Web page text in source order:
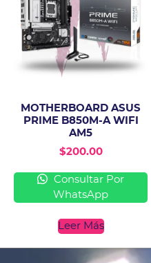
MOTHERBOARD ASUS
PRIME B850M-A WIFI
AM5
$200.00
Consultar Por
WhatsApp
Leer Más